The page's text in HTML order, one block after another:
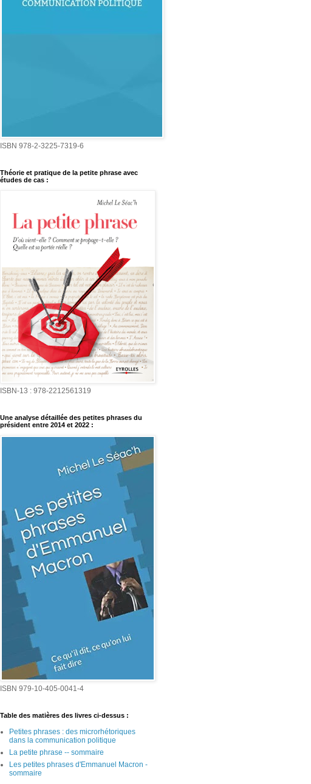
ISBN 978-2-3225-7319-6
Théorie et pratique de la petite phrase avec
études de cas :
ISBN-13 : 978-2212561319
Une analyse détaillée des petites phrases du
président entre 2014 et 2022 :
ISBN 979-10-405-0041-4
Table des matières des livres ci-dessus :
Petites phrases : des microrhétoriques
dans la communication politique
La petite phrase -- sommaire
Les petites phrases d'Emmanuel Macron -
sommaire